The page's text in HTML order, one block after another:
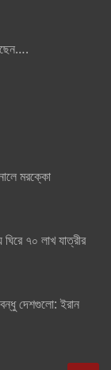
মরক্কো
ঘিরে ৭০ লাখ যাত্রীর
বন্ধু দেশগুলো: ইরান